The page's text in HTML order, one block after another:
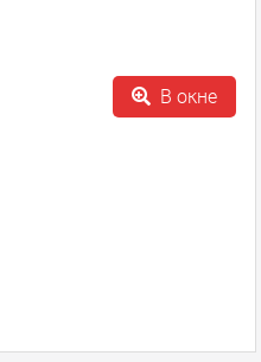
В окне